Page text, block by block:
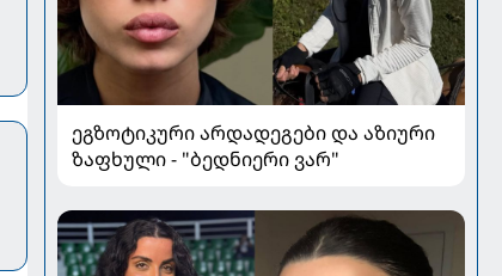
ეგზოტიკური არდადეგები და აზიური
ზაფხული - "ბედნიერი ვარ"